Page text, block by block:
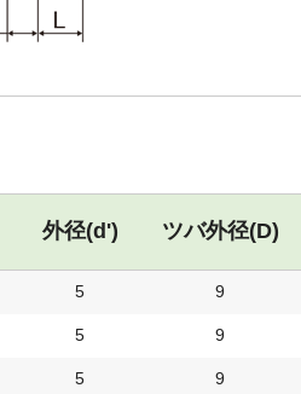
外径(d') ツバ外径(D)
5 9
5 9
5 9